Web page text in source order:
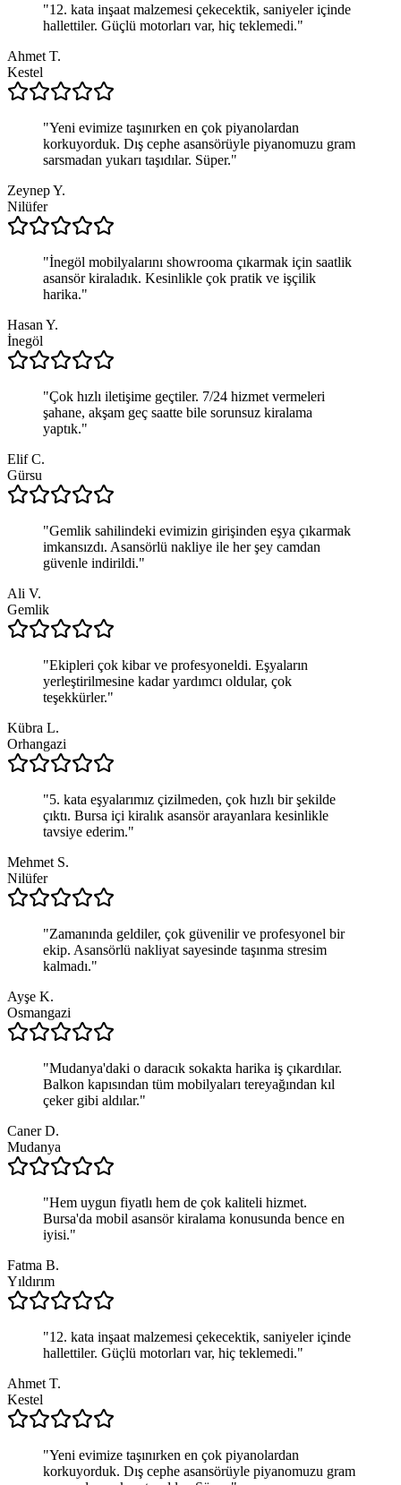
"12. kata inşaat malzemesi çekecektik, saniyeler içinde
hallettiler. Güçlü motorları var, hiç teklemedi."
Ahmet T.
Kestel
"Yeni evimize taşınırken en çok piyanolardan
korkuyorduk. Dış cephe asansörüyle piyanomuzu gram
sarsmadan yukarı taşıdılar. Süper."
Zeynep Y.
Nilüfer
"İnegöl mobilyalarını showrooma çıkarmak için saatlik
asansör kiraladık. Kesinlikle çok pratik ve işçilik
harika."
Hasan Y.
İnegöl
"Çok hızlı iletişime geçtiler. 7/24 hizmet vermeleri
şahane, akşam geç saatte bile sorunsuz kiralama
yaptık."
Elif C.
Gürsu
"Gemlik sahilindeki evimizin girişinden eşya çıkarmak
imkansızdı. Asansörlü nakliye ile her şey camdan
güvenle indirildi."
Ali V.
Gemlik
"Ekipleri çok kibar ve profesyoneldi. Eşyaların
yerleştirilmesine kadar yardımcı oldular, çok
teşekkürler."
Kübra L.
Orhangazi
"5. kata eşyalarımız çizilmeden, çok hızlı bir şekilde
çıktı. Bursa içi kiralık asansör arayanlara kesinlikle
tavsiye ederim."
Mehmet S.
Nilüfer
"Zamanında geldiler, çok güvenilir ve profesyonel bir
ekip. Asansörlü nakliyat sayesinde taşınma stresim
kalmadı."
Ayşe K.
Osmangazi
"Mudanya'daki o daracık sokakta harika iş çıkardılar.
Balkon kapısından tüm mobilyaları tereyağından kıl
çeker gibi aldılar."
Caner D.
Mudanya
"Hem uygun fiyatlı hem de çok kaliteli hizmet.
Bursa'da mobil asansör kiralama konusunda bence en
iyisi."
Fatma B.
Yıldırım
"12. kata inşaat malzemesi çekecektik, saniyeler içinde
hallettiler. Güçlü motorları var, hiç teklemedi."
Ahmet T.
Kestel
"Yeni evimize taşınırken en çok piyanolardan
korkuyorduk. Dış cephe asansörüyle piyanomuzu gram